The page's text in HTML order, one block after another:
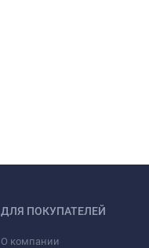
ДЛЯ ПОКУПАТЕЛЕЙ
О компании